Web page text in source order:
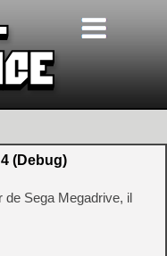
(Debug)
de Sega Megadrive, il